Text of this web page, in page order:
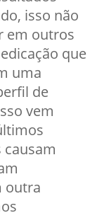
isso não
em outros
que
uma
de
vem
causam
outra